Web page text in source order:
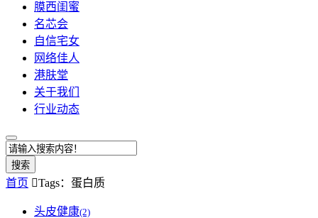
膜西闺蜜
名芯会
自信宅女
网络佳人
港肤堂
关于我们
行业动态
搜索
首页 Tags：蛋白质
头皮健康(2)